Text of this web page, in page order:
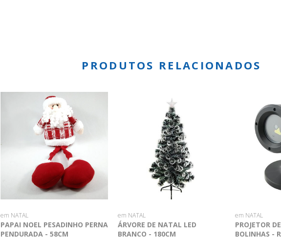
PRODUTOS RELACIONADOS
em NATAL
PAPAI NOEL PESADINHO PERNA
PENDURADA - 58CM
em NATAL
ÁRVORE DE NATAL LED
BRANCO - 180CM
em NATAL
PROJETOR
BOLINHAS -